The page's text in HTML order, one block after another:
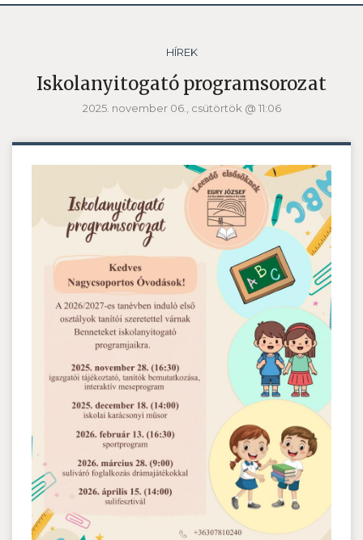
HÍREK
Iskolanyitogató programsorozat
2025. november 06., csütörtök @ 11:06